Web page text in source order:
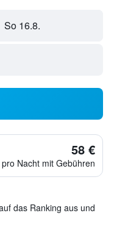
So 16.8.
58 €
pro Nacht mit Gebühren
das Ranking aus und